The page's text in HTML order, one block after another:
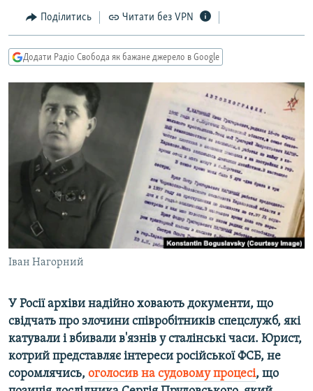
Перейти
пошуку
СУСПІЛЬСТВО
СПОРТ
УКРАЇНА
СВІТ
ДОНБАС.РЕАЛІЇ
КРИМ.РЕАЛІЇ
ТИ ЯК?
СХЕМИ
КИТАЙ.ВИКЛИКИ
МУЛЬТИМЕДІА
ФОТО
СПЕЦПРОЄКТИ
ПОДКАСТИ
УКР
КТАТ
ДОЛУЧАЙСЯ!
Поділитись Читати без VPN
Додати Радіо Свобода як бажане джерело в Google
Іван Нагорний
У Росії архіви надійно ховають документи, що
свідчать про злочини співробітників спецслужб, які
катували і вбивали в'язнів у сталінські часи. Юрист,
котрий представляє інтереси російської ФСБ, не
соромлячись, оголосив на судовому процесі, що